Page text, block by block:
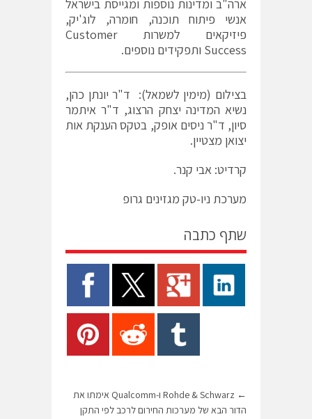
ארה"ב ומדינות נוספות ומגייסת בישראל
אנשי פיתוח תוכנה, חומרה, לוג'יק,
פיזיקאים למשרות Customer
Success ותפקידים נוספים.
בצילום (מימין לשמאל): ד"ר יונתן כהן,
נשיא המדינה יצחק הרצוג, ד"ר איתמר
סיון, ד"ר ניסים אופק, בטקס הענקת אות
יצואן מצטיין.
קרדיט: אבי קנר.
מערכת ניו-טק מגזינים גרופ
שתף כתבה
←
Rohde & Schwarz ו-Qualcomm אימתו את
הדור הבא של מערכות החירום לרכב לפי התקן